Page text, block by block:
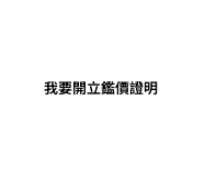
我要開立鑑價證明